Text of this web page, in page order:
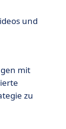
und
mit
zu